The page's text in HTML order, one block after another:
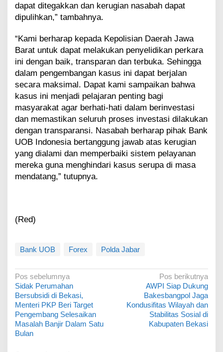
dapat ditegakkan dan kerugian nasabah dapat
dipulihkan,” tambahnya.
“Kami berharap kepada Kepolisian Daerah Jawa
Barat untuk dapat melakukan penyelidikan perkara
ini dengan baik, transparan dan terbuka. Sehingga
dalam pengembangan kasus ini dapat berjalan
secara maksimal. Dapat kami sampaikan bahwa
kasus ini menjadi pelajaran penting bagi
masyarakat agar berhati-hati dalam berinvestasi
dan memastikan seluruh proses investasi dilakukan
dengan transparansi. Nasabah berharap pihak Bank
UOB Indonesia bertanggung jawab atas kerugian
yang dialami dan memperbaiki sistem pelayanan
mereka guna menghindari kasus serupa di masa
mendatang,” tutupnya.
(Red)
Bank UOB Forex Polda Jabar
N
a
v
i
g
Pos sebelumnya
Sidak Perumahan
Bersubsidi di Bekasi,
Menteri PKP Beri Target
Pengembang Selesaikan
Masalah Banjir Dalam Satu
Bulan
Pos berikutnya
AWPI Siap Dukung
Bakesbangpol Jaga
Kondusifitas Wilayah dan
Stabilitas Sosial di
Kabupaten Bekasi